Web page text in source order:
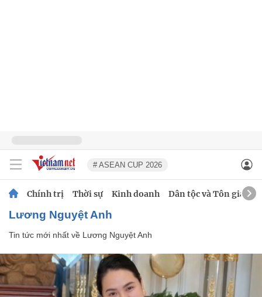
# ASEAN CUP 2026
Chính trị Thời sự Kinh doanh Dân tộc và Tôn giáo
Lương Nguyệt Anh
Tin tức mới nhất về Lương Nguyệt Anh